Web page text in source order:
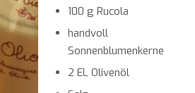
100 g Rucola
handvoll
Sonnenblumenkerne
2 EL Olivenöl